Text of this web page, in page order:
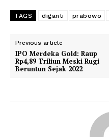
TAGS diganti prabowo
Previous article
IPO Merdeka Gold: Raup
Rp4,89 Triliun Meski Rugi
Beruntun Sejak 2022